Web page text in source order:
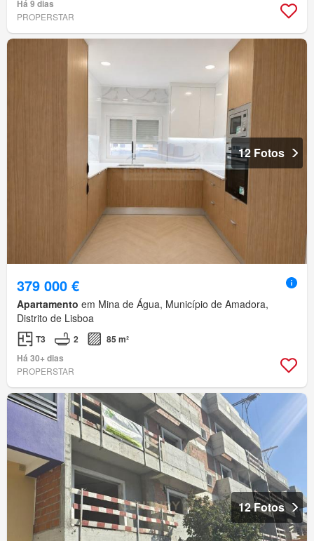
Há 9 dias
PROPERSTAR
12 Fotos
379 000 €
Apartamento em Mina de Água, Município de Amadora,
Distrito de Lisboa
T3 2
85 m²
Há 30+ dias
PROPERSTAR
12 Fotos